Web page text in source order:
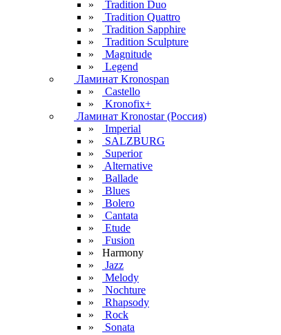
»
Tradition Duo
»
Tradition Quattro
»
Tradition Sapphire
»
Tradition Sculpture
»
Magnitude
»
Legend
Ламинат Kronospan
»
Castello
»
Kronofix+
Ламинат Kronostar (Россия)
»
Imperial
»
SALZBURG
»
Superior
»
Alternative
»
Ballade
»
Blues
»
Bolero
»
Cantata
»
Etude
»
Fusion
» Harmony
»
Jazz
»
Melody
»
Nochture
»
Rhapsody
»
Rock
»
Sonata